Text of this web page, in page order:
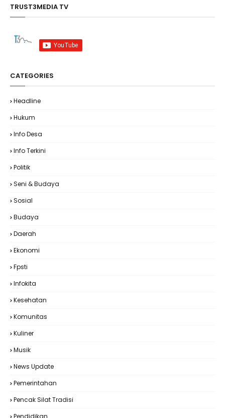
TRUST3MEDIA TV
CATEGORIES
Headline
Hukum
Info Desa
Info Terkini
Politik
Seni & Budaya
Sosial
Budaya
Daerah
Ekonomi
Fpsti
Infokita
Kesehatan
Komunitas
Kuliner
Musik
News Update
Pemerintahan
Pencak Silat Tradisi
Pendidikan